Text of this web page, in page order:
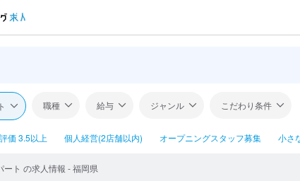
職種 給与 ジャンル こだわり条件
価 3.5以上 個人経営(2店舗以内) オープニングスタッフ募集 小さ
ト の求人情報 - 福岡県